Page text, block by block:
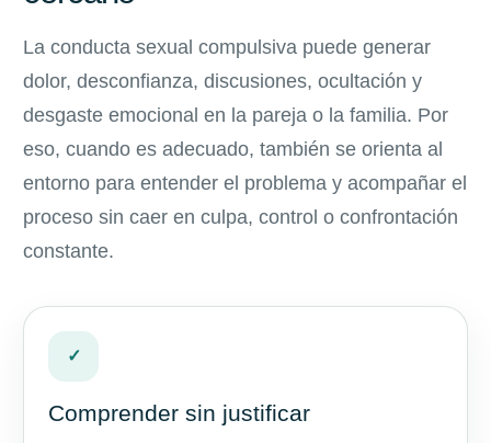
La conducta sexual compulsiva puede generar
dolor, desconfianza, discusiones, ocultación y
desgaste emocional en la pareja o la familia. Por
eso, cuando es adecuado, también se orienta al
entorno para entender el problema y acompañar el
proceso sin caer en culpa, control o confrontación
constante.
✓
Comprender sin justificar